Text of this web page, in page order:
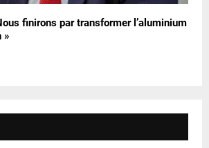
finirons par transformer l’aluminium
»